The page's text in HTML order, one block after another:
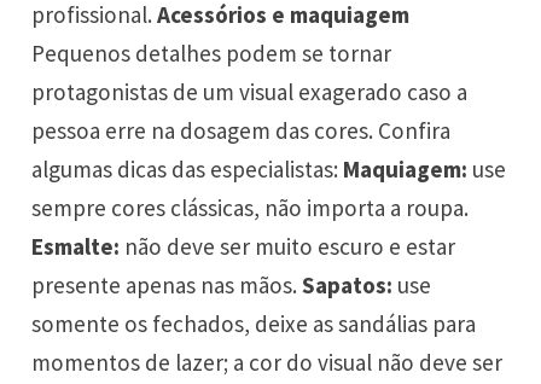
profissional.Acessórios e maquiagem
Pequenos detalhes podem se tornar
protagonistas de um visual exagerado caso a
pessoa erre na dosagem das cores. Confira
algumas dicas das especialistas: Maquiagem: use
sempre cores clássicas, não importa a roupa.
Esmalte: não deve ser muito escuro e estar
presente apenas nas mãos.Sapatos: use
somente os fechados, deixe as sandálias para
momentos de lazer; a cor do visual não deve ser